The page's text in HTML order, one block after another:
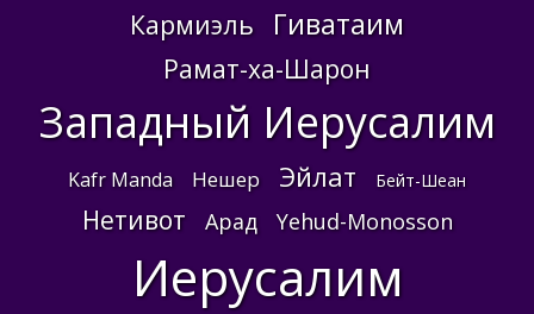
Кармиэль Гиватаим
Рамат-ха-Шарон
Западный Иерусалим
Kafr Manda Нешер Эйлат Бейт-Шеан
Нетивот Арад Yehud-Monosson
Иерусалим